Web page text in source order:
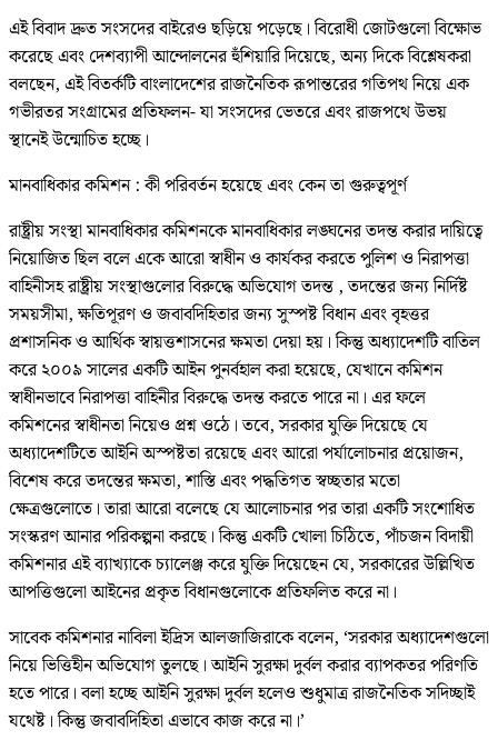
এই বিবাদ দ্রুত সংসদের বাইরেও ছড়িয়ে পড়েছে। বিরোধী জোটগুলো বিক্ষোভ
করেছে এবং দেশব্যাপী আন্দোলনের হুঁশিয়ারি দিয়েছে, অন্য দিকে বিশ্লেষকরা
বলছেন, এই বিতর্কটি বাংলাদেশের রাজনৈতিক রূপান্তরের গতিপথ নিয়ে এক
গভীরতর সংগ্রামের প্রতিফলন- যা সংসদের ভেতরে এবং রাজপথে উভয়
স্থানেই উন্মোচিত হচ্ছে।
মানবাধিকার কমিশন : কী পরিবর্তন হয়েছে এবং কেন তা গুরুত্বপূর্ণ
রাষ্ট্রীয় সংস্থা মানবাধিকার কমিশনকে মানবাধিকার লঙ্ঘনের তদন্ত করার দায়িত্বে
নিয়োজিত ছিল বলে একে আরো স্বাধীন ও কার্যকর করতে পুলিশ ও নিরাপত্তা
বাহিনীসহ রাষ্ট্রীয় সংস্থাগুলোর বিরুদ্ধে অভিযোগ তদন্ত , তদন্তের জন্য নির্দিষ্ট
সময়সীমা, ক্ষতিপূরণ ও জবাবদিহিতার জন্য সুস্পষ্ট বিধান এবং বৃহত্তর
প্রশাসনিক ও আর্থিক স্বায়ত্তশাসনের ক্ষমতা দেয়া হয়। কিন্তু অধ্যাদেশটি বাতিল
করে ২০০৯ সালের একটি আইন পুনর্বহাল করা হয়েছে, যেখানে কমিশন
স্বাধীনভাবে নিরাপত্তা বাহিনীর বিরুদ্ধে তদন্ত করতে পারে না। এর ফলে
কমিশনের স্বাধীনতা নিয়েও প্রশ্ন ওঠে। তবে, সরকার যুক্তি দিয়েছে যে
অধ্যাদেশটিতে আইনি অস্পষ্টতা রয়েছে এবং আরো পর্যালোচনার প্রয়োজন,
বিশেষ করে তদন্তের ক্ষমতা, শাস্তি এবং পদ্ধতিগত স্বচ্ছতার মতো
ক্ষেত্রগুলোতে। তারা আরো বলেছে যে আলোচনার পর তারা একটি সংশোধিত
সংস্করণ আনার পরিকল্পনা করছে। কিন্তু একটি খোলা চিঠিতে, পাঁচজন বিদায়ী
কমিশনার এই ব্যাখ্যাকে চ্যালেঞ্জ করে যুক্তি দিয়েছেন যে, সরকারের উল্লিখিত
আপত্তিগুলো আইনের প্রকৃত বিধানগুলোকে প্রতিফলিত করে না।
সাবেক কমিশনার নাবিলা ইদ্রিস আলজাজিরাকে বলেন, ‘সরকার অধ্যাদেশগুলো
নিয়ে ভিত্তিহীন অভিযোগ তুলছে। আইনি সুরক্ষা দুর্বল করার ব্যাপকতর পরিণতি
হতে পারে। বলা হচ্ছে আইনি সুরক্ষা দুর্বল হলেও শুধুমাত্র রাজনৈতিক সদিচ্ছাই
যথেষ্ট। কিন্তু জবাবদিহিতা এভাবে কাজ করে না।’